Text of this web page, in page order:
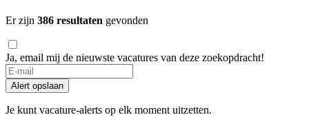
Er zijn 386 resultaten gevonden
Ja, email mij de nieuwste vacatures van deze zoekopdracht!
Alert opslaan
Je kunt vacature-alerts op elk moment uitzetten.